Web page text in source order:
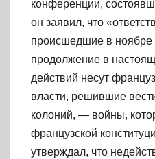
конференции,
он заявил, что
происшедшие в ноябре
продолжение в
действий несут
власти, решившие
колоний, — войны,
французской
утверждал, что